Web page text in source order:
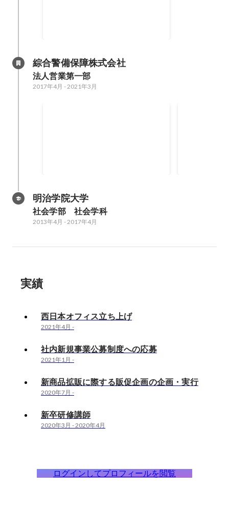
綜合警備保障株式会社
法人営業第一部
2017年4月 -2021年3月
明治学院大学
社会学部　社会学科
2013年4月 -2017年4月
実績
西日本オフィス立ち上げ
2021年4月 -
社内新規事業公募制度への応募
2021年1月 -
新商品拡販に際する販促企画の企画・実行
2020年7月 -
新卒研修講師
2020年3月 -2020年4月
ログインしてプロフィールを閲覧